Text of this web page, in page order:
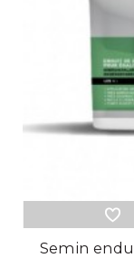
Semin